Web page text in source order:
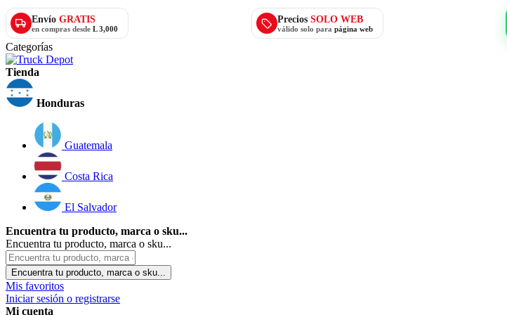
Envío GRATIS
en compras desde L 3,000
Precios SOLO WEB
válido solo para página web
Categorías
Tienda
Honduras
Guatemala
Costa Rica
El Salvador
Encuentra tu producto, marca o sku...
Encuentra tu producto, marca o sku...
Encuentra tu producto, marca o sku...
Mis favoritos
Iniciar sesión o registrarse
Mi cuenta